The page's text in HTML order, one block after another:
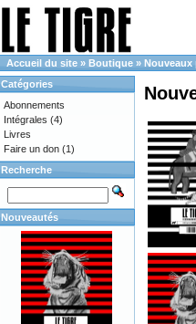
Accueil du site » Boutique »
Catégories
Abonnements
Intégrales (4)
Livres
Faire un don (1)
Recherche
Nouveautés